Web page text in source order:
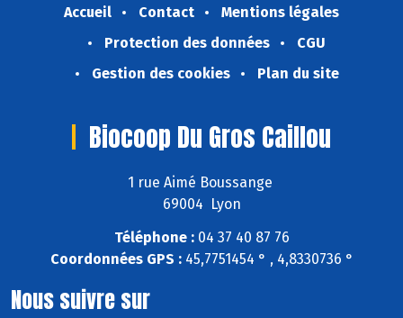
Accueil Contact
Mentions légales
Protection des données
CGU
Gestion des cookies
Plan du site
Biocoop Du Gros Caillou
1 rue Aimé Boussange
69004 Lyon
Téléphone :04 37 40 87 76
Coordonnées GPS :45,7751454 ° , 4,8330736 °
Nous suivre sur